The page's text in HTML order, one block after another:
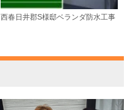
西春日井郡S様邸ベランダ防水工事